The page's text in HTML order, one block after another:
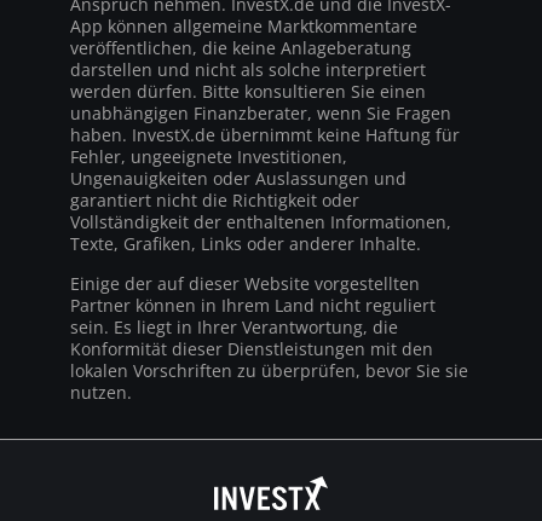
App können allgemeine Marktkommentare
veröffentlichen, die keine Anlageberatung
darstellen und nicht als solche interpretiert
werden dürfen. Bitte konsultieren Sie einen
unabhängigen Finanzberater, wenn Sie Fragen
haben. InvestX.de übernimmt keine Haftung für
Fehler, ungeeignete Investitionen,
Ungenauigkeiten oder Auslassungen und
garantiert nicht die Richtigkeit oder
Vollständigkeit der enthaltenen Informationen,
Texte, Grafiken, Links oder anderer Inhalte.
Einige der auf dieser Website vorgestellten
Partner können in Ihrem Land nicht reguliert
sein. Es liegt in Ihrer Verantwortung, die
Konformität dieser Dienstleistungen mit den
lokalen Vorschriften zu überprüfen, bevor Sie sie
nutzen.